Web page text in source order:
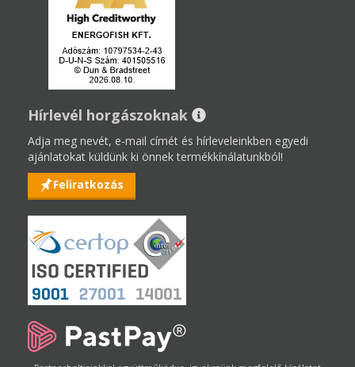
Hírlevél horgászoknak
Adja meg nevét, e-mail címét és hírleveleinkben egyedi
ajánlatokat küldünk ki önnek termékkínálatunkból!
Feliratkozás